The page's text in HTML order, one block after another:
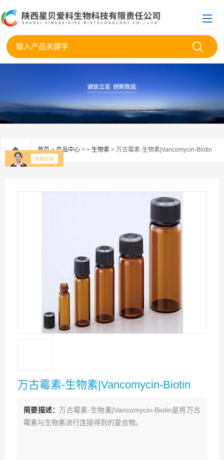
首页>产品中心 > > 生物素 > 万古霉素-生物素|Vancomycin-Biotin
万古霉素-生物素|Vancomycin-Biotin
简要描述： 万古霉素-生物素|Vancomycin-Biotin是将万古
霉素与生物素进行连接得到的复合物。